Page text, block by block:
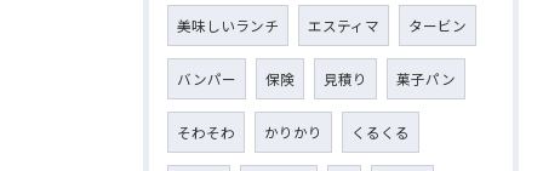
美味しいランチ エスティマ タービン
バンパー 保険 見積り 菓子パン
そわそわ かりかり くるくる